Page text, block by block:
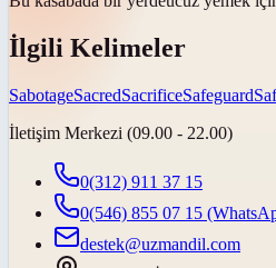
İlgili Kelimeler
SabotageSacredSacrificeSafeguard
İletişim Merkezi (09.00 - 22.00)
0(312) 911 37 15
0(546) 855 07 15
destek@uzmandil.com